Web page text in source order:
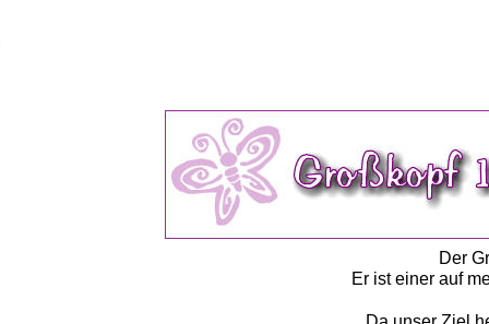
Der
Er ist einer auf